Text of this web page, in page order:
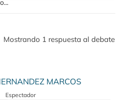
Mostrando 1 respuesta al debate
MARCOS
Espectador